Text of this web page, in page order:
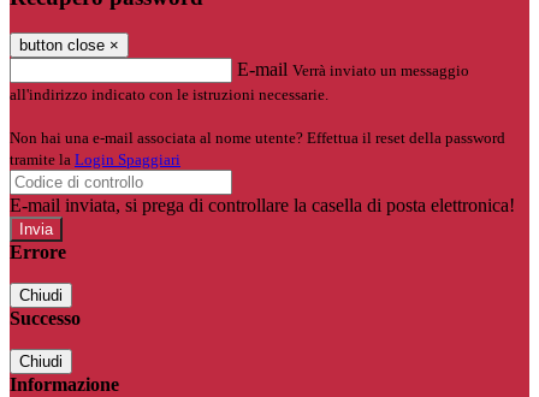
button close ×
E-mail Verrà inviato un messaggio
all'indirizzo indicato con le istruzioni necessarie.
Non hai una e-mail associata al nome utente? Effettua il reset della password
tramite la Login Spaggiari
E-mail inviata, si prega di controllare la casella di posta elettronica!
Errore
Chiudi
Successo
Chiudi
Informazione